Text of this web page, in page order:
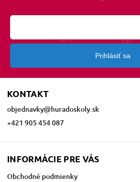
KONTAKT
objednavky@huradoskoly.sk
+421 905 454 087
INFORMÁCIE PRE VÁS
Obchodné podmienky
Prihlásiť sa